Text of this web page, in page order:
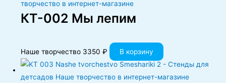
КT-002 Мы лепим
Наше творчество 3350₽ В корзину